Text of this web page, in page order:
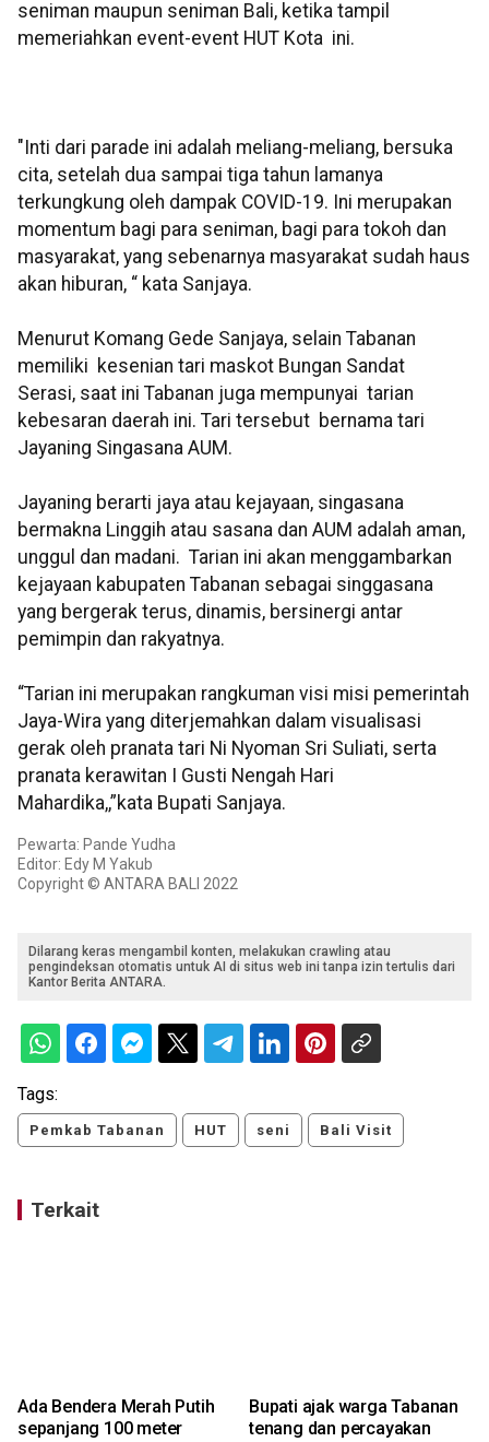
seniman maupun seniman Bali, ketika tampil
memeriahkan event-event HUT Kota ini.
"Inti dari parade ini adalah meliang-meliang, bersuka
cita, setelah dua sampai tiga tahun lamanya
terkungkung oleh dampak COVID-19. Ini merupakan
momentum bagi para seniman, bagi para tokoh dan
masyarakat, yang sebenarnya masyarakat sudah haus
akan hiburan, “ kata Sanjaya.
Menurut Komang Gede Sanjaya, selain Tabanan
memiliki kesenian tari maskot Bungan Sandat
Serasi, saat ini Tabanan juga mempunyai tarian
kebesaran daerah ini. Tari tersebut bernama tari
Jayaning Singasana AUM.
Jayaning berarti jaya atau kejayaan, singasana
bermakna Linggih atau sasana dan AUM adalah aman,
unggul dan madani. Tarian ini akan menggambarkan
kejayaan kabupaten Tabanan sebagai singgasana
yang bergerak terus, dinamis, bersinergi antar
pemimpin dan rakyatnya.
“Tarian ini merupakan rangkuman visi misi pemerintah
Jaya-Wira yang diterjemahkan dalam visualisasi
gerak oleh pranata tari Ni Nyoman Sri Suliati, serta
pranata kerawitan I Gusti Nengah Hari
Mahardika,,”kata Bupati Sanjaya.
Pewarta: Pande Yudha
Editor: Edy M Yakub
Copyright © ANTARA BALI 2022
Dilarang keras mengambil konten, melakukan crawling atau
pengindeksan otomatis untuk AI di situs web ini tanpa izin tertulis dari
Kantor Berita ANTARA.
Tags:
Pemkab Tabanan HUT seni Bali Visit
Terkait
Ada Bendera Merah Putih
sepanjang 100 meter
Bupati ajak warga Tabanan
tenang dan percayakan